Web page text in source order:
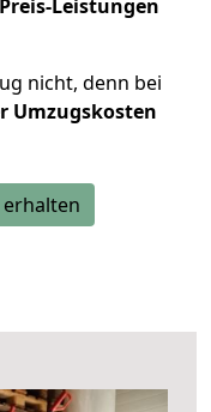
Leistungen
nicht, denn bei
Umzugskosten